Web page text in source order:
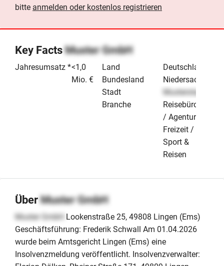
bitte anmelden oder kostenlos registrieren
Key FactsMuster GmbH
Jahresumsatz *<1,0
Mio. €
Land
Deutschland
Bundesland
Niedersachsen
Stadt
Musterstadt
Branche
Reisebüro
/ Agentur
Freizeit /
Sport &
Reisen
ÜberMuster GmbH
Muster GmbH Lookenstraße 25, 49808 Lingen (Ems)
Geschäftsführung: Frederik Schwall Am 01.04.2026
wurde beim Amtsgericht Lingen (Ems) eine
Insolvenzmeldung veröffentlicht. Insolvenzverwalter: